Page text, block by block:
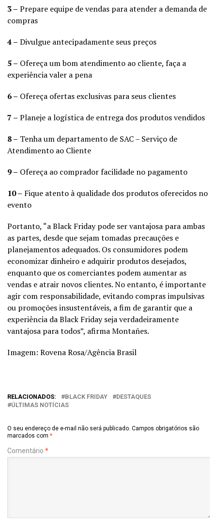
3 – Prepare equipe de vendas para atender a demanda de
compras
4 – Divulgue antecipadamente seus preços
5 – Ofereça um bom atendimento ao cliente, faça a
experiência valer a pena
6 – Ofereça ofertas exclusivas para seus clientes
7 – Planeje a logística de entrega dos produtos vendidos
8 – Tenha um departamento de SAC – Serviço de
Atendimento ao Cliente
9 – Ofereça ao comprador facilidade no pagamento
10 – Fique atento à qualidade dos produtos oferecidos no
evento
Portanto, “a Black Friday pode ser vantajosa para ambas
as partes, desde que sejam tomadas precauções e
planejamentos adequados. Os consumidores podem
economizar dinheiro e adquirir produtos desejados,
enquanto que os comerciantes podem aumentar as
vendas e atrair novos clientes. No entanto, é importante
agir com responsabilidade, evitando compras impulsivas
ou promoções insustentáveis, a fim de garantir que a
experiência da Black Friday seja verdadeiramente
vantajosa para todos”, afirma Montañes.
Imagem: Rovena Rosa/Agência Brasil
RELACIONADOS: BLACK FRIDAY
DESTAQUES
ÚLTIMAS NOTÍCIAS
O seu endereço de e-mail não será publicado. Campos obrigatórios são
marcados com *
Comentário *